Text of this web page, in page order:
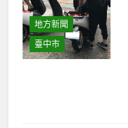
地方新聞
臺中市